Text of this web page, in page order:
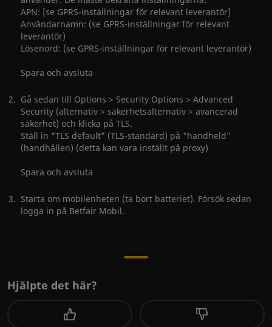
APN: [se GPRS-inställningar för relevant leverantör]
Användarnamn: (se GPRS-inställningar för relevant
leverantör)
Lösenord: (se GPRS-inställningar för relevant leverantör)
Spara och avsluta
Gå sedan till Options > Security Options > Advanced
Security (alternativ > säkerhetsalternativ > avancerad
säkerhet) och klicka på TLS.
Ställ in "TLS default" (TLS-standard) på "handheld"
(handhållen) (detta kan vara inställt på proxy)
Spara och avsluta
Starta om mobilenheten (ta bort batteriet). Försök sedan
logga in på Betfair Mobil.
Hjälpte det här?